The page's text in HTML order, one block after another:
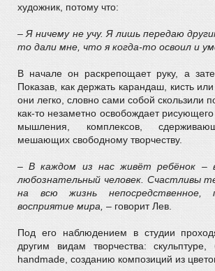
художник, потому что:
– Я ничему не учу. Я лишь передаю
то дали мне, что я когда-то освоил и
В начале он раскрепощает руку, а
Показав, как держать карандаш, кисть
они легко, словно сами собой скользили
как-то незаметно освобождает
мышления, комплексов,
мешающих свободному творчеству.
– В каждом из нас живёт ребёнок –
любознательный человек. Счастливы
на всю жизнь непосредственное,
восприятие мира, – говорит Лев.
Под его наблюдением в студии
другим видам творчества: скульптуре,
handmade, созданию композиций из